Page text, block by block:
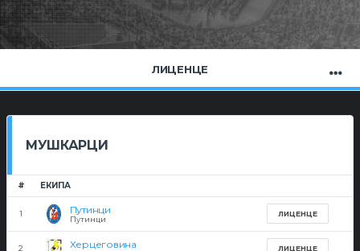
ЛИЦЕНЦЕ
МУШКАРЦИ
# ЕКИПА
1 Путинци
Путинци
ЛИЦЕНЦЕ
2 Херцеговина ЛИЦЕНЦЕ